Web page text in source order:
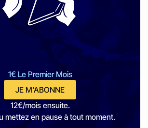
1€ Le Premier Mois
JE M'ABONNE
12€/mois ensuite.
mettez en pause à tout moment.